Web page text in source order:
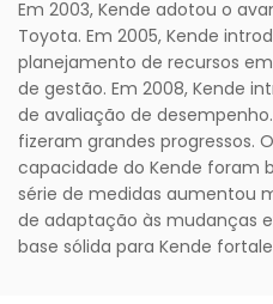
Em 2003, Kende adotou o
Toyota. Em 2005, Kende
planejamento de recursos
de gestão. Em 2008, Kende
de avaliação de
fizeram grandes progressos.
capacidade do Kende foram
série de medidas aumentou
de adaptação às mudanças
base sólida para Kende